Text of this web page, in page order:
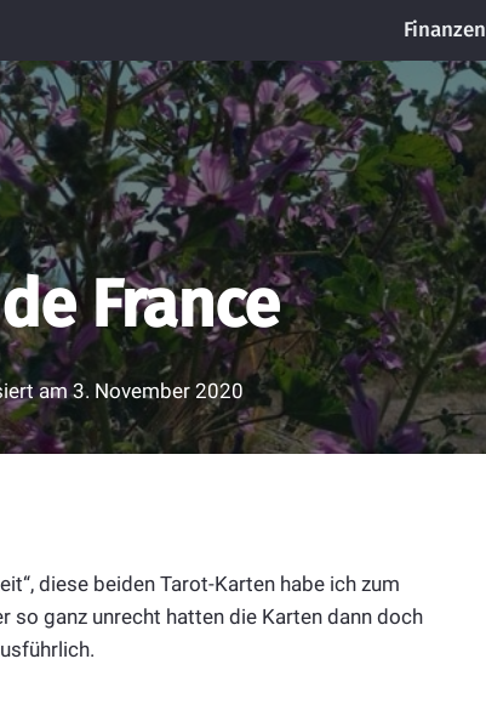
Finanzen
France
am3. November 2020
diese beiden Tarot-Karten habe ich zum
so ganz unrecht hatten die Karten dann doch